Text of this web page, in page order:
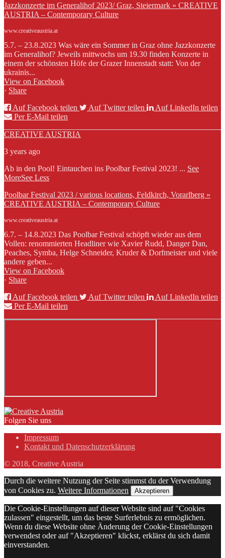
Jazzkonzerte im Generalihof 2023/ Graz, Steiermark » CREATIVE
AUSTRIA – Contemporary Culture
www.creativeaustria.at
5.7. – 23.8.2023 Was wäre ein Sommer in Graz ohne Jazzkonzerte
im Generalihof? Jeweils mittwochs um 19.30 finden Konzerte in
einem der schönsten Höfe der Grazer Innenstadt statt: Von der
ukrainis...
View on Facebook
· Share
Auf Facebook teilen
Auf Twitter teilen
Auf LinkedIn teilen
Per E-Mail teilen
CREATIVE AUSTRIA
3 years ago
Ab in den Pool! Eintauchen ins Poolbar Festival 2023! ... See
MoreSee Less
Poolbar Festival 2023 / various locations, Feldkirch, Vorarlberg »
CREATIVE AUSTRIA – Contemporary Culture
www.creativeaustria.at
6.7. – 14.8.2023 Das Poolbar Festival schöpft wieder aus dem
Vollen: renommierten Headliner wie Xavier Rudd, Danger Dan,
Peaches, Symba, Helge Schneider, Kruder & Dorfmeister und viele
andere geben...
View on Facebook
· Share
Auf Facebook teilen
Auf Twitter teilen
Auf LinkedIn teilen
Per E-Mail teilen
Folgen Sie uns
Impressum
Kontakt und Datenschutzerklärung
© 2018, Creative Austria
Durch die weitere Nutzung der Seite stimmst du der Verwendung
von Cookies zu. Weitere Informationen Akzeptieren
Die Cookie-Einstellungen auf dieser Website sind auf "Cookies
zulassen" eingestellt, um das beste Surferlebnis zu ermöglichen.
Wenn du diese Website ohne Änderung der Cookie-Einstellungen
verwendest oder auf "Akzeptieren" klickst, erklärst du sich damit
einverstanden.